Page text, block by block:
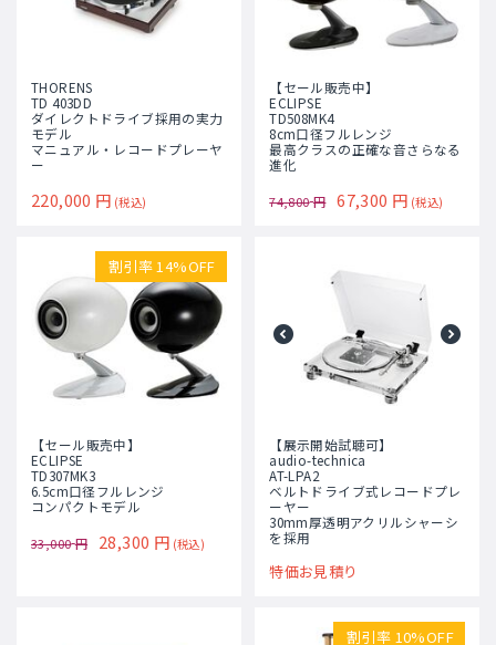
THORENS
TD 403DD
ダイレクトドライブ採用の実力
モデル
マニュアル・レコードプレーヤ
ー
220,000 円 (税込)
【セール販売中】
ECLIPSE
TD508MK4
8cm口径フルレンジ
最高クラスの正確な音さらなる
進化
74,800 円 67,300 円 (税込)
割引率 14%OFF
【セール販売中】
ECLIPSE
TD307MK3
6.5cm口径フルレンジ
コンパクトモデル
33,000 円 28,300 円 (税込)
【展示開始試聴可】
audio-technica
AT-LPA2
ベルトドライブ式レコードプレ
ーヤー
30mm厚透明アクリルシャーシ
を採用
特価お見積り
割引率 10%OFF